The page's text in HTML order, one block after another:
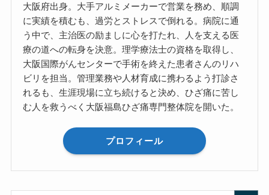
大阪府出身。大手アルミメーカーで営業を務め、順調
に実績を積むも、過労とストレスで倒れる。病院に通
う中で、主治医の励ましに心を打たれ、人を支える医
療の道への転身を決意。理学療法士の資格を取得し、
大阪国際がんセンターで手術を終えた患者さんのリハ
ビリを担当。管理業務や人材育成に携わるよう打診さ
れるも、生涯現場に立ち続けると決め、ひざ痛に苦し
む人を救うべく大阪福島ひざ痛専門整体院を開いた。
プロフィール